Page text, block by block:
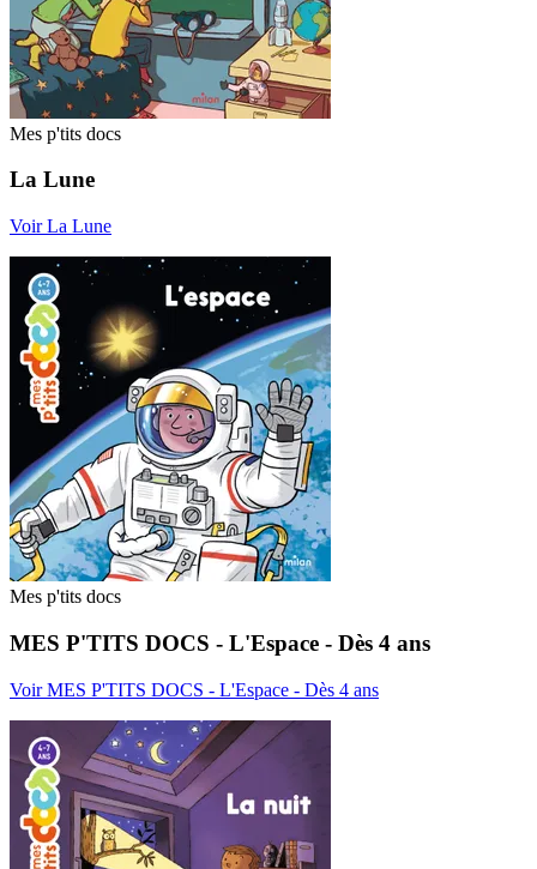
Mes p'tits docs
La Lune
Voir La Lune
Mes p'tits docs
MES P'TITS DOCS - L'Espace - Dès 4 ans
Voir MES P'TITS DOCS - L'Espace - Dès 4 ans